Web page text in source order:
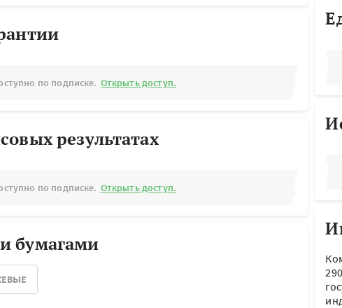
по подписке. Открыть доступ.
результатах
по подписке. Открыть доступ.
бумагами